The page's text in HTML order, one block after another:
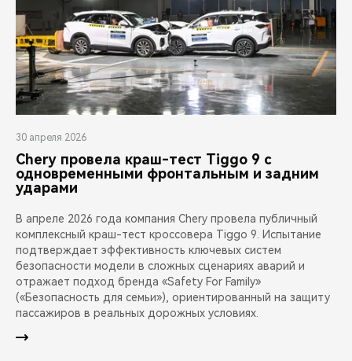
30 апреля 2026
Chery провела краш-тест Tiggo 9 с
одновременными фронтальным и задним
ударами
В апреле 2026 года компания Chery провела публичный
комплексный краш-тест кроссовера Tiggo 9. Испытание
подтверждает эффективность ключевых систем
безопасности модели в сложных сценариях аварий и
отражает подход бренда «Safety For Family»
(«Безопасность для семьи»), ориентированный на защиту
пассажиров в реальных дорожных условиях.